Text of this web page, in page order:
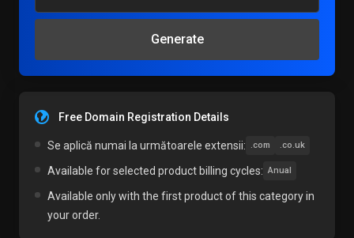
Generate
Free Domain Registration Details
Se aplică numai la următoarele extensii: .com .co.uk
Available for selected product billing cycles: Anual
Available only with the first product of this category in
your order.